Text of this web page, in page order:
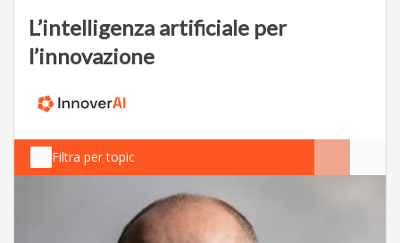
L’intelligenza artificiale per
l’innovazione
Filtra per topic